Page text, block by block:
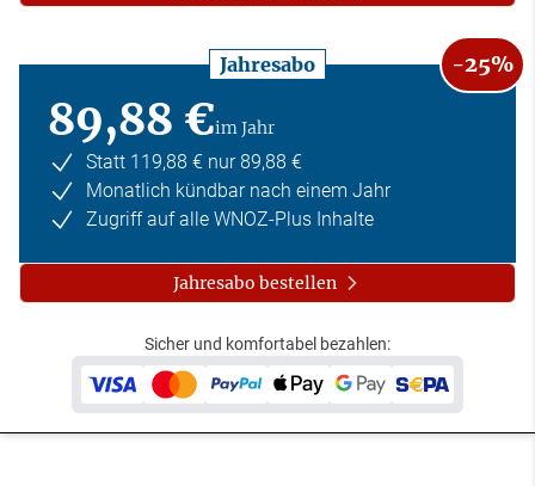
Jahresabo -25%
89,88 €im Jahr
Statt 119,88 € nur 89,88 €
Monatlich kündbar nach einem Jahr
Zugriff auf alle WNOZ-Plus Inhalte
Jahresabo bestellen
Sicher und komfortabel bezahlen: